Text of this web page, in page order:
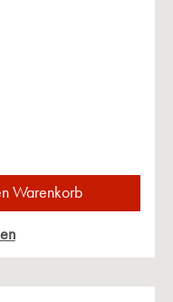
Wert
Warenkorb